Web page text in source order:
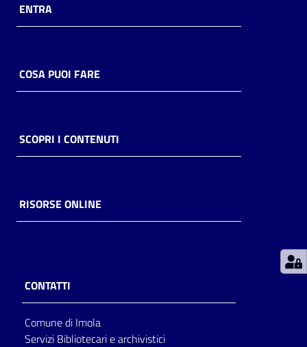
Risorse
online
Casa
Piani
storico
per
lettura
ENTRA
COSA PUOI FARE
SCOPRI I CONTENUTI
RISORSE ONLINE
CONTATTI
Comune di Imola
Servizi Bibliotecari e archivistici